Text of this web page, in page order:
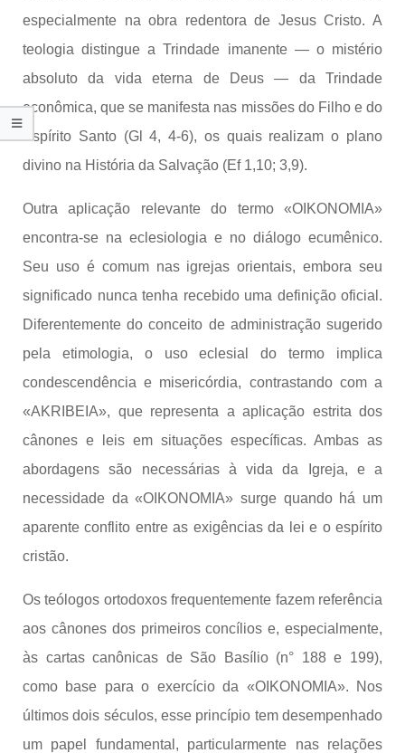
especialmente na obra redentora de Jesus Cristo. A
teologia distingue a Trindade imanente — o mistério
absoluto da vida eterna de Deus — da Trindade
econômica, que se manifesta nas missões do Filho e do
Espírito Santo (Gl 4, 4-6), os quais realizam o plano
divino na História da Salvação (Ef 1,10; 3,9).
Outra aplicação relevante do termo «OIKONOMIA»
encontra-se na eclesiologia e no diálogo ecumênico.
Seu uso é comum nas igrejas orientais, embora seu
significado nunca tenha recebido uma definição oficial.
Diferentemente do conceito de administração sugerido
pela etimologia, o uso eclesial do termo implica
condescendência e misericórdia, contrastando com a
«AKRIBEIA», que representa a aplicação estrita dos
cânones e leis em situações específicas. Ambas as
abordagens são necessárias à vida da Igreja, e a
necessidade da «OIKONOMIA» surge quando há um
aparente conflito entre as exigências da lei e o espírito
cristão.
Os teólogos ortodoxos frequentemente fazem referência
aos cânones dos primeiros concílios e, especialmente,
às cartas canônicas de São Basílio (n° 188 e 199),
como base para o exercício da «OIKONOMIA». Nos
últimos dois séculos, esse princípio tem desempenhado
um papel fundamental, particularmente nas relações